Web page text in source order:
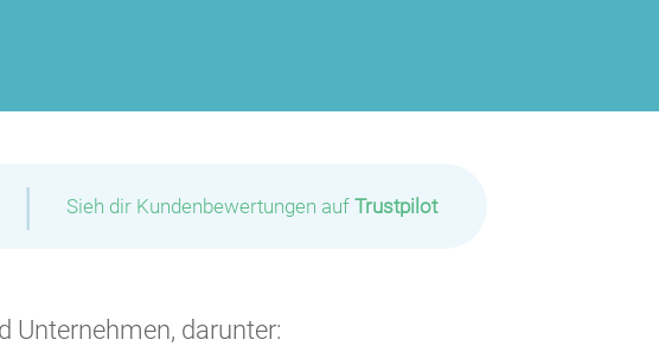
| Sieh dir Kundenbewertungen auf Trustpilot
Unternehmen, darunter: